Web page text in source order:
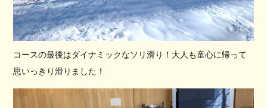
コースの最後はダイナミックなソリ滑り！大人も童心に帰って
思いっきり滑りました！